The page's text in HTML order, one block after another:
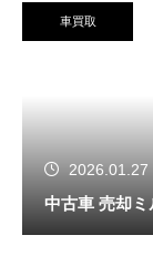
車買取
2026.01.27
中古車 売却ミ